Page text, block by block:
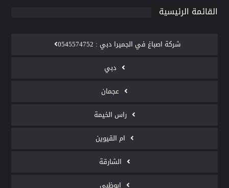
القائمة الرئيسية
‫شركة اصباغ في الجميرا دبي : 0545574752
دبي
عجمان
راس الخيمة
ام القيوين
الشارقة
ابوظبي